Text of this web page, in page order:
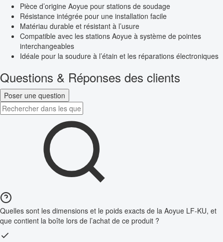
Pièce d’origine Aoyue pour stations de soudage
Résistance intégrée pour une installation facile
Matériau durable et résistant à l’usure
Compatible avec les stations Aoyue à système de pointes
interchangeables
Idéale pour la soudure à l’étain et les réparations électroniques
Questions & Réponses des clients
Poser une question
Quelles sont les dimensions et le poids exacts de la Aoyue LF-KU, et
que contient la boîte lors de l’achat de ce produit ?